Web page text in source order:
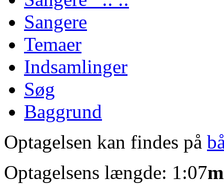
Sangere
Temaer
Indsamlinger
Søg
Baggrund
Optagelsen kan findes på
Optagelsens længde: 1:07